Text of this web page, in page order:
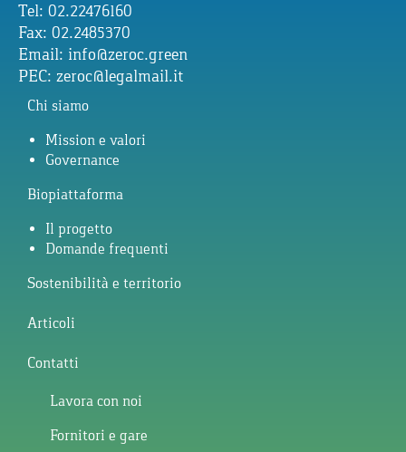
Tel: 02.22476160
Fax: 02.2485370
Email: info@zeroc.green
PEC: zeroc@legalmail.it
Chi siamo
Mission e valori
Governance
Biopiattaforma
Il progetto
Domande frequenti
Sostenibilità e territorio
Articoli
Contatti
Lavora con noi
Fornitori e gare